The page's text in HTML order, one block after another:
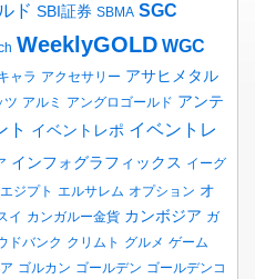
ド SBI証券 SBMA SGC
WeeklyGOLD WGC
ャラ アクセサリー アサヒメタル
ツ アルミ アングロゴールド アンテ
ト イベントレポ イベントレ
インフォグラフィックス イーグ
エジプト エルサレム オプション オ
イ カンガルー金貨 カンボジア ガ
ドバンク クリムト グルメ ゲーム
ゴルカン ゴールデン ゴールデンコ